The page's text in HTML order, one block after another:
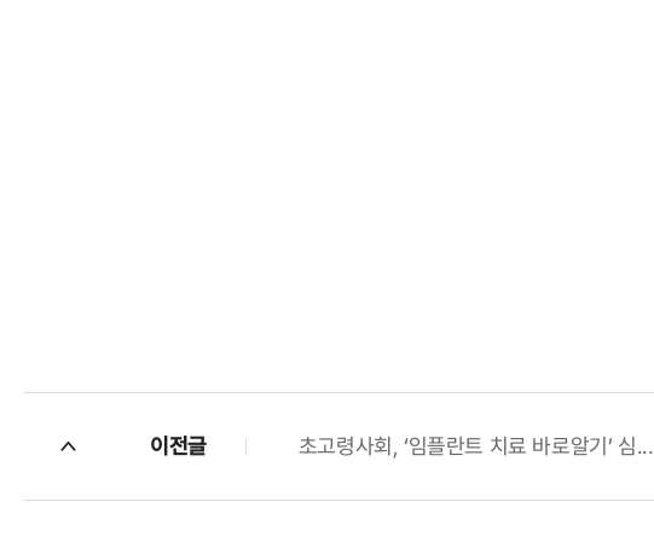
이전글 초고령사회, ‘임플란트 치료 바로알기’ 심...